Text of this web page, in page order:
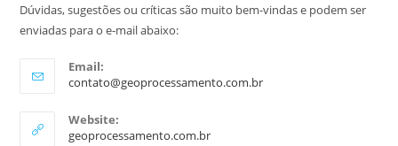
Dúvidas, sugestões ou críticas são muito bem-vindas e podem ser
enviadas para o e-mail abaixo:
Email:
contato@geoprocessamento.com.br
Website:
geoprocessamento.com.br